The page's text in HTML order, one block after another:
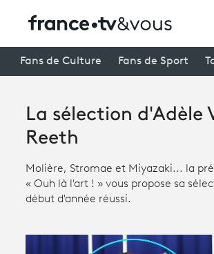
Festivals
Creators
À la une
Participer et assister à une émission
Fans de Culture Fans de Sport
La sélection d'Adèle
Reeth
Molière, Stromae et Miyazaki... la
« Ouh là l'art ! » vous propose sa
début d'année réussi.